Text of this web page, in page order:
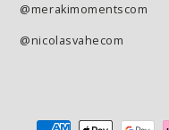
@merakimomentscom
@nicolasvahecom